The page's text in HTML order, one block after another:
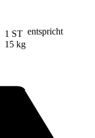
1 ST entspricht
15 kg